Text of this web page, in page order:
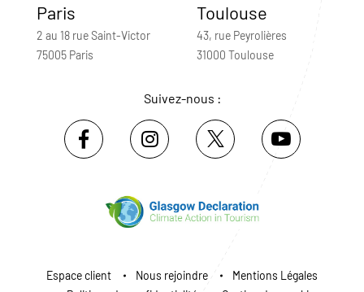
Paris
2 au 18 rue Saint-Victor
75005 Paris
Toulouse
43, rue Peyrolières
31000 Toulouse
Suivez-nous :
Espace client Nous rejoindre
Mentions Légales